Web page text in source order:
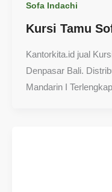
Sofa Indachi
Kursi Tamu
Kantorkita.id jual
Denpasar Bali.
Mandarin I